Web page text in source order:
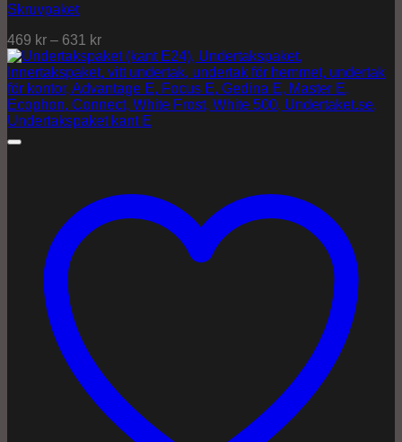
Skruvpaket
469 kr – 631 kr